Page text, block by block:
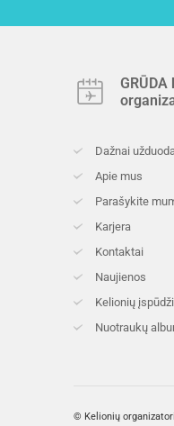
GRŪDA
Dažnai
Apie mus
Parašykite
Karjera
Kontaktai
Naujienos
Kelionių
Nuotraukų
© Kelionių